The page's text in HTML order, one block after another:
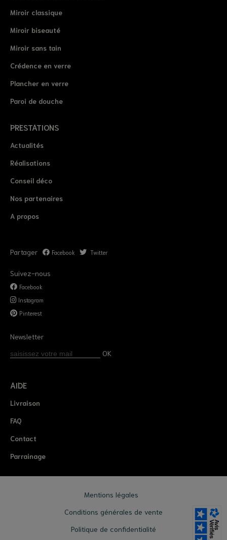
Miroir classique
Miroir biseauté
Miroir sans tain
Crédence en verre
Plancher en verre
Paroi de douche
PRESTATIONS
Actualités
Réalisations
Conseil déco
Nos partenaires
A propos
Partager Facebook Twitter
Suivez-nous
Facebook
Instagram
Pinterest
Newsletter
OK
AIDE
Livraison
FAQ
Contact
Parrainage
Mentions légales
Conditions générales de vente
Politique de confidentialité